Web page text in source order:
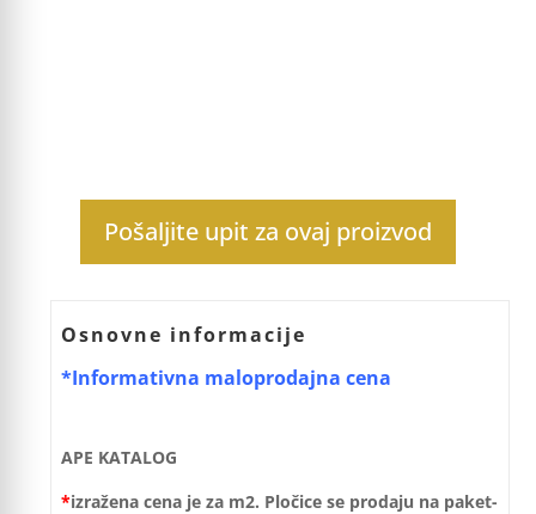
Pošaljite upit za ovaj proizvod
Osnovne informacije
*Informativna maloprodajna cena
APE KATALOG
*izražena cena je za m2. Pločice se prodaju na paket-